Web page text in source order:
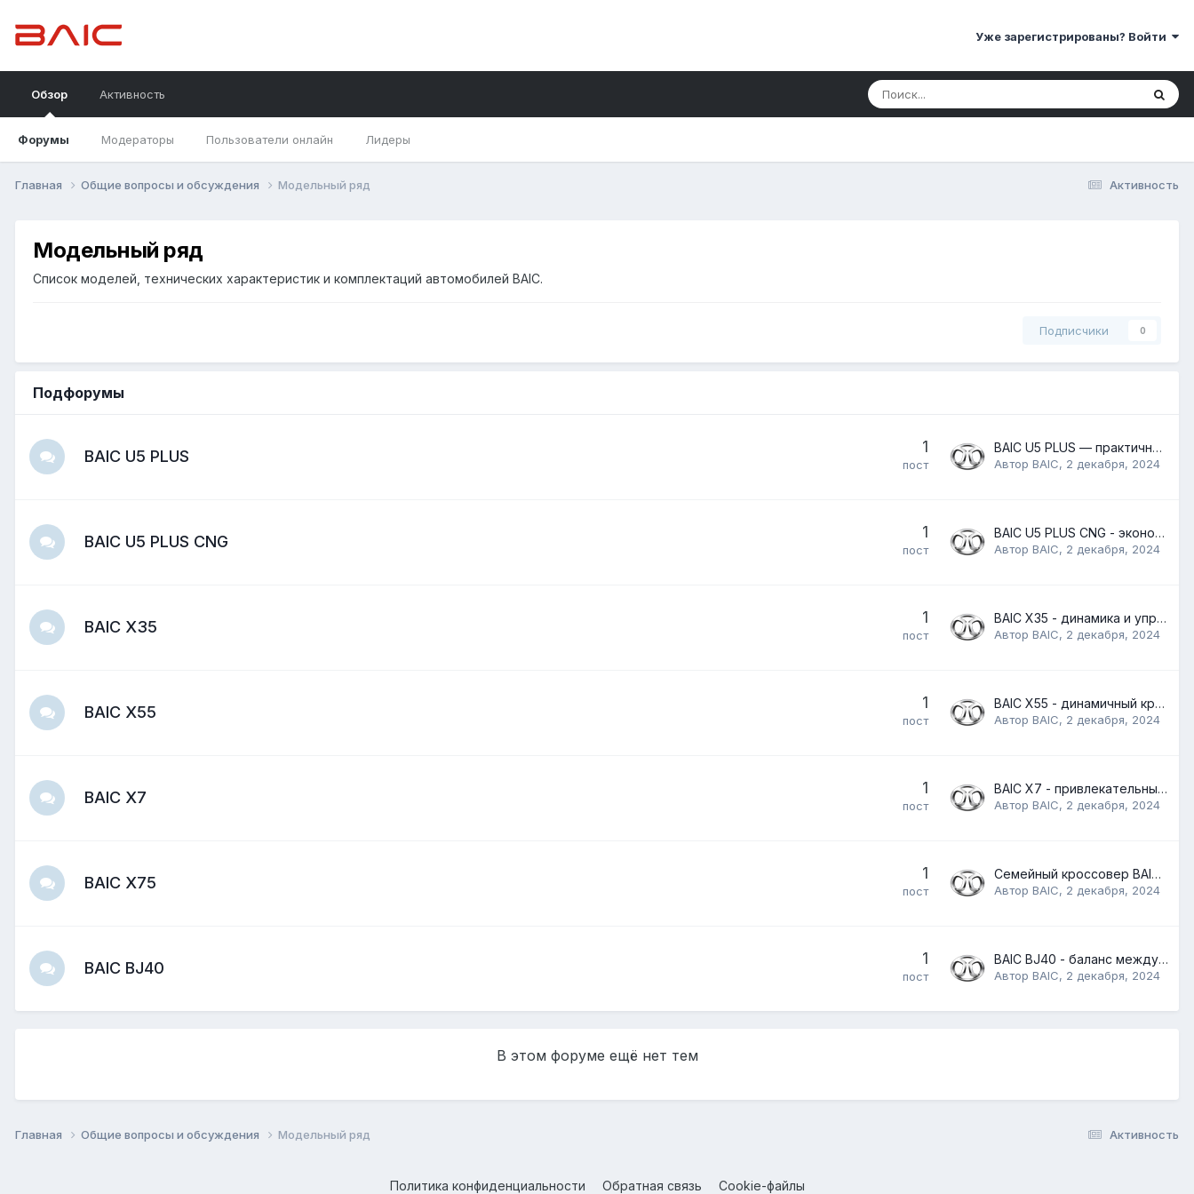
Уже зарегистрированы? Войти
Обзор
Форумы Модераторы Пользователи онлайн Лидеры
Активность
Активность
Главная Общие вопросы и обсуждения Модельный ряд
Модельный ряд
Список моделей, технических характеристик и комплектаций автомобилей BAIC.
Подписчики 0
Подфорумы
BAIC U5 PLUS
1
пост
BAIC U5 PLUS — практичность и комфорт
Автор BAIC, 2 декабря, 2024
BAIC U5 PLUS CNG
1
пост
BAIC U5 PLUS CNG - экономичность и экологичность
Автор BAIC, 2 декабря, 2024
BAIC X35
1
пост
BAIC X35 - динамика и управляемость
Автор BAIC, 2 декабря, 2024
BAIC X55
1
пост
BAIC X55 - динамичный кроссовер
Автор BAIC, 2 декабря, 2024
BAIC X7
1
пост
BAIC X7 - привлекательный и просторный кроссовер
Автор BAIC, 2 декабря, 2024
BAIC X75
1
пост
Семейный кроссовер BAIC X75
Автор BAIC, 2 декабря, 2024
BAIC BJ40
1
пост
BAIC BJ40 - баланс между городом и дикой природой
Автор BAIC, 2 декабря, 2024
В этом форуме ещё нет тем
Активность
Главная Общие вопросы и обсуждения Модельный ряд
Политика конфиденциальности Обратная связь Cookie-файлы